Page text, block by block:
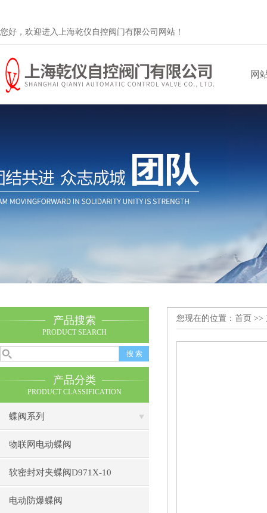
您好，欢迎进入上海乾仪自控阀门有限公司网站！
网
产品搜索
PRODUCT SEARCH
产品分类
PRODUCT CLASSIFICATION
蝶阀系列
物联网电动蝶阀
软密封对夹蝶阀D971X-10
电动防爆蝶阀
您现在的位置： 首页 >>